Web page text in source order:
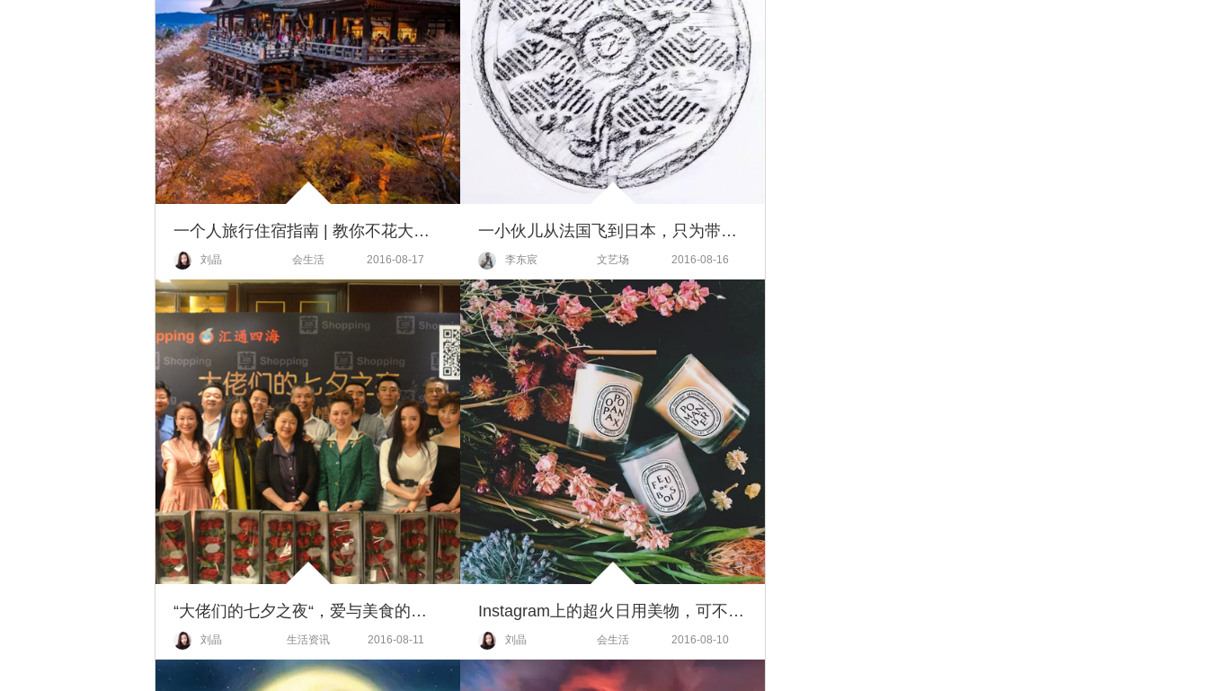
一个人旅行住宿指南 | 教你不花大钱，就能住进京都最有特色的房间
刘晶 会生活 2016-08-17
一小伙儿从法国飞到日本，只为带走这里的井盖！
李东宸 文艺场 2016-08-16
“大佬们的七夕之夜“，爱与美食的浪漫晚宴
刘晶 生活资讯 2016-08-11
Instagram上的超火日用美物，可不只是摆拍利器那么简单~
刘晶 会生活 2016-08-10